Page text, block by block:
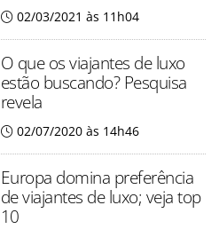
02/03/2021 às 11h04
O que os viajantes de luxo
estão buscando? Pesquisa
revela
02/07/2020 às 14h46
Europa domina preferência
de viajantes de luxo; veja top
10